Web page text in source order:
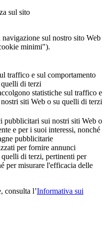
sul sito
navigazione sul nostro sito Web
minimi").
traffico e sul comportamento
di terzi
statistiche sul traffico e
siti Web o su quelli di terzi
pubblicitari sui nostri siti Web o
e per i suoi interessi, nonché
pubblicitarie
per fornire annunci
di terzi, pertinenti per
per misurare l'efficacia delle
consulta l’Informativa sui